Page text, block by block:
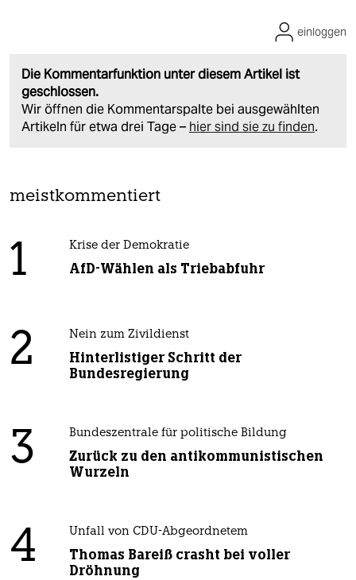
Die Kommentarfunktion unter diesem Artikel ist
geschlossen.
Wir öffnen die Kommentarspalte bei ausgewählten
Artikeln für etwa drei Tage – hier sind sie zu finden.
einloggen
meistkommentiert
1 Krise der Demokratie
AfD-Wählen als Triebabfuhr
2 Nein zum Zivildienst
Hinterlistiger Schritt der
Bundesregierung
3 Bundeszentrale für politische Bildung
Zurück zu den antikommunistischen
Wurzeln
4 Unfall von CDU-Abgeordnetem
Thomas Bareiß crasht bei voller
Dröhnung